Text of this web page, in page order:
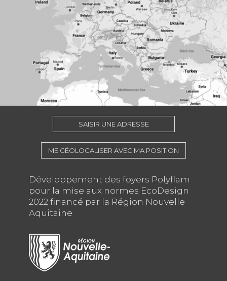
SAISIR UNE ADRESSE
ME GÉOLOCALISER AVEC MA POSITION
Développement des foyers Polyflam
pour la mise aux normes EcoDesign
2022 financé par la Région Nouvelle
Aquitaine